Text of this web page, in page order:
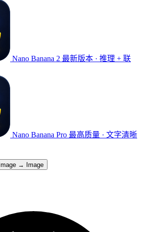
Nano Banana 2 最新版本 · 推理 + 联
Nano Banana Pro 最高质量 · 文字清晰
Image → Image